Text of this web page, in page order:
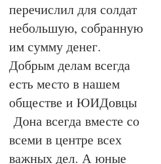
перечислил для солдат
небольшую, собранную
им сумму денег.
Добрым делам всегда
есть место в нашем
обществе и ЮИДовцы
Дона всегда вместе со
всеми в центре всех
важных дел. А юные